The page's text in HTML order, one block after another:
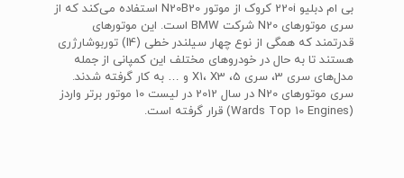
بی ام دبلیو 220i کروک از موتور N20B20 استفاده می‌کند که از
سری موتورهای N20 شرکت BMW است. این موتورهای
قدرتمند که همگی از نوع چهار سیلندر خطی (I4) توربوشارژری
هستند تا به حال در خودروهای مختلف این کمپانی از جمله
مدل‌های سری 3، سری 5، X1، X3 و … به کار گرفته شدند.
سری موتورهای N20 در سال 2012 در لیست 10 موتور برتر واردز
(Wards Top 10 Engines) قرار گرفته است.